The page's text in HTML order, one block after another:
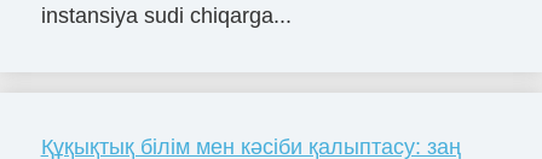
instansiya sudi chiqarga...
Құқықтық білім мен кәсіби қалыптасу: заң